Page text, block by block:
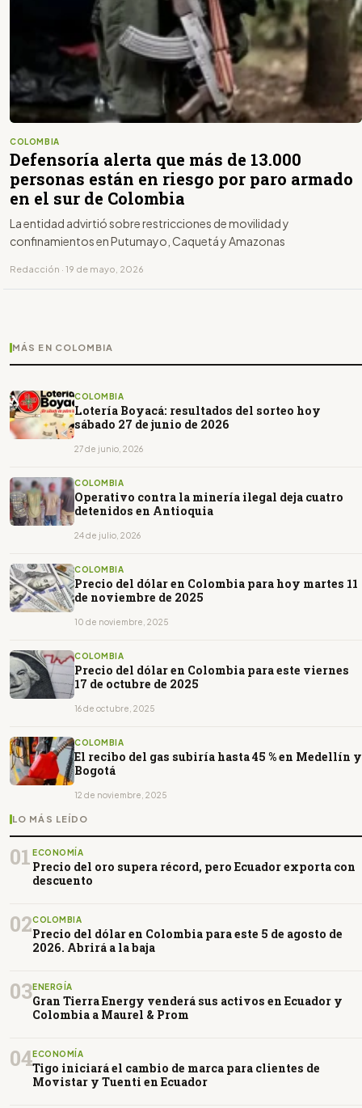
COLOMBIA
Defensoría alerta que más de 13.000
personas están en riesgo por paro armado
en el sur de Colombia
La entidad advirtió sobre restricciones de movilidad y
confinamientos en Putumayo, Caquetá y Amazonas
Redacción · 19 de mayo, 2026
MÁS EN COLOMBIA
COLOMBIA
Lotería Boyacá: resultados del sorteo hoy
sábado 27 de junio de 2026
27 de junio, 2026
COLOMBIA
Operativo contra la minería ilegal deja cuatro
detenidos en Antioquia
24 de julio, 2026
COLOMBIA
Precio del dólar en Colombia para hoy martes 11
de noviembre de 2025
10 de noviembre, 2025
COLOMBIA
Precio del dólar en Colombia para este viernes
17 de octubre de 2025
16 de octubre, 2025
COLOMBIA
El recibo del gas subiría hasta 45 % en Medellín y
Bogotá
12 de noviembre, 2025
LO MÁS LEÍDO
01 ECONOMÍA
Precio del oro supera récord, pero Ecuador exporta con
descuento
02COLOMBIA
Precio del dólar en Colombia para este 5 de agosto de
2026. Abrirá a la baja
03ENERGÍA
Gran Tierra Energy venderá sus activos en Ecuador y
Colombia a Maurel & Prom
04ECONOMÍA
Tigo iniciará el cambio de marca para clientes de
Movistar y Tuenti en Ecuador